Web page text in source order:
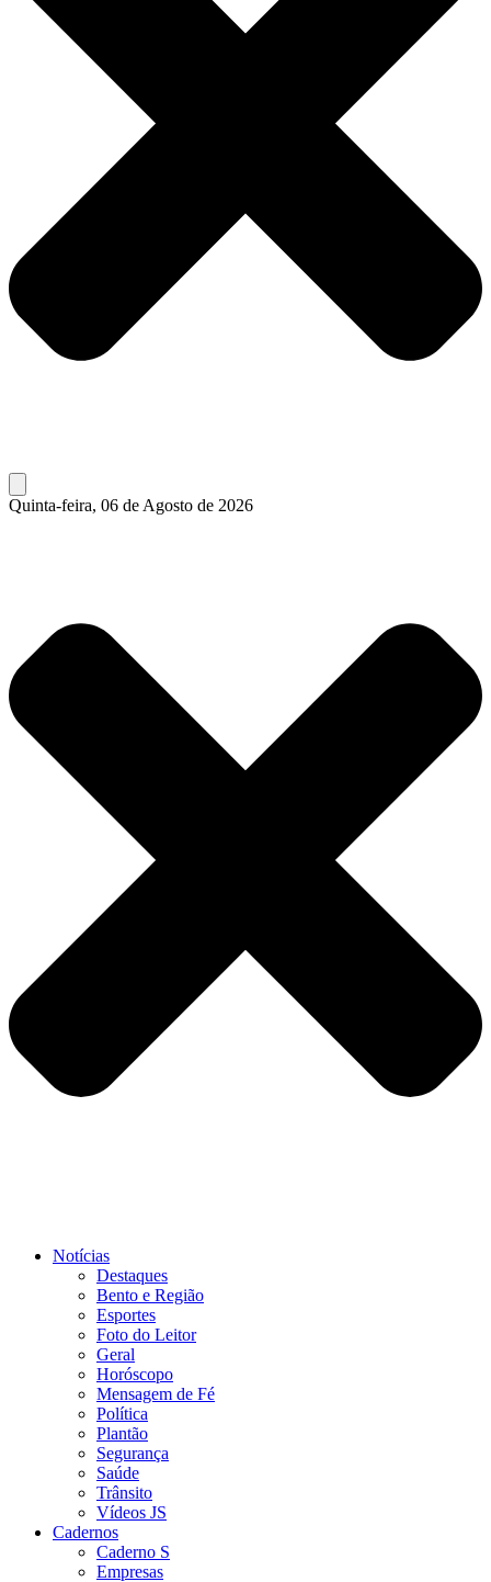
Quinta-feira, 06 de Agosto de 2026
Notícias
Destaques
Bento e Região
Esportes
Foto do Leitor
Geral
Horóscopo
Mensagem de Fé
Política
Plantão
Segurança
Saúde
Trânsito
Vídeos JS
Cadernos
Caderno S
Empresas